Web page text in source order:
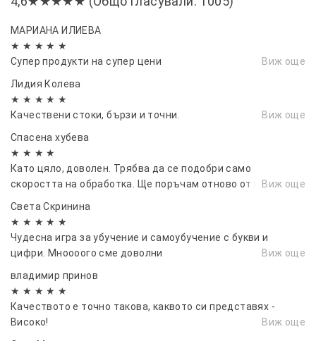
МАРИАНА ИЛИЕВА
★ ★ ★ ★ ★
Супер продукти на супер цени
Виж още
Лидия Колева
★ ★ ★ ★ ★
Качествени стоки, бързи и точни.
Виж още
Спасена хубева
★ ★ ★ ★
Като цяло, доволен. Трябва да се подобри само
скоростта на обработка. Ще поръчам отново от вас.Виж още
Света Скринина
★ ★ ★ ★ ★
Чудесна игра за убучение и самоубучение с букви и
цифри. Мноооого сме доволни
Виж още
владимир принов
★ ★ ★ ★ ★
Качеството е точно такова, каквото си представях -
Високо!
Виж още